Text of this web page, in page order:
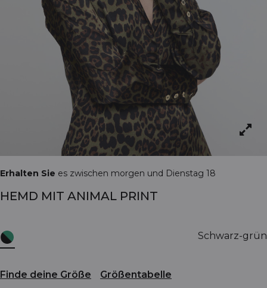
Erhalten Sie es zwischen morgen und Dienstag 18
HEMD MIT ANIMAL PRINT
Schwarz-grün
Finde deine Größe Größentabelle